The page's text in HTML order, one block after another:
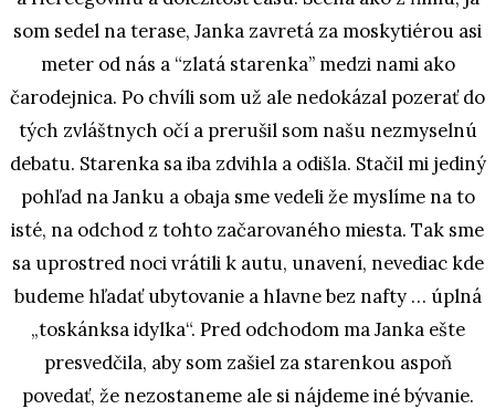
som sedel na terase, Janka zavretá za moskytiérou asi
meter od nás a “zlatá starenka” medzi nami ako
čarodejnica. Po chvíli som už ale nedokázal pozerať do
tých zvláštnych očí a prerušil som našu nezmyselnú
debatu. Starenka sa iba zdvihla a odišla. Stačil mi jediný
pohľad na Janku a obaja sme vedeli že myslíme na to
isté, na odchod z tohto začarovaného miesta. Tak sme
sa uprostred noci vrátili k autu, unavení, nevediac kde
budeme hľadať ubytovanie a hlavne bez nafty … úplná
„toskánksa idylka“. Pred odchodom ma Janka ešte
presvedčila, aby som zašiel za starenkou aspoň
povedať, že nezostaneme ale si nájdeme iné bývanie.